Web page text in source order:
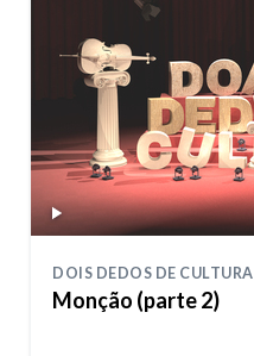
DOIS DEDOS DE CULTURA
Monção (parte 2)